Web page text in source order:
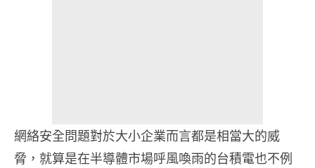
網絡安全問題對於大小企業而言都是相當大的威
脅，就算是在半導體市場呼風喚雨的台積電也不例